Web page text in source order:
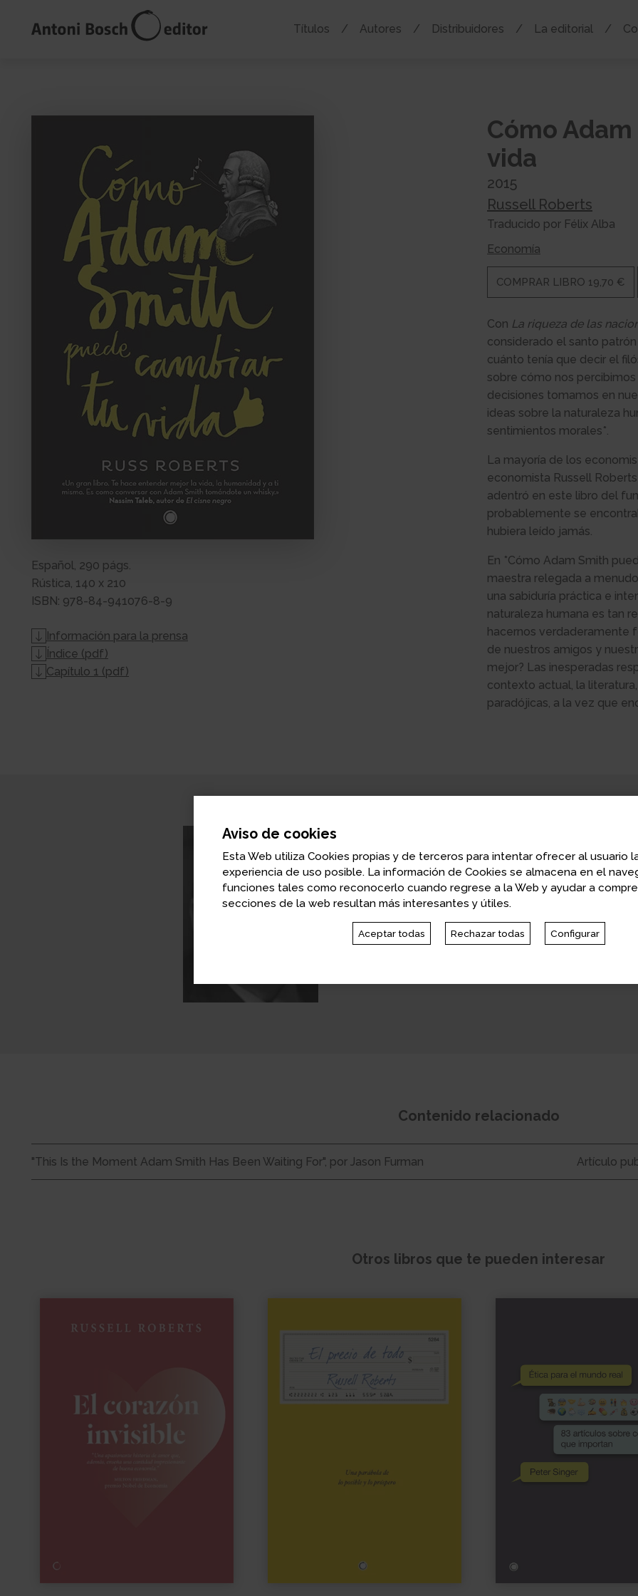
Títulos Autores Distribuidores La editorial
Español, 290 págs.
Rústica, 140 x 210
ISBN: 978-84-941076-8-9
Información para la prensa
Índice (pdf)
Capítulo 1 (pdf)
Cómo
vida
2015
Russell Roberts
Traducido por Félix Alba
Economía
COMPRAR LIBRO 19,70 €
Con La riqueza de las
considerado el santo
cuánto tenía que decir el
sobre cómo nos
decisiones tomamos en
ideas sobre la naturaleza
sentimientos morales*.
La mayoría de los
economista Russell
adentró en este libro del
probablemente se
hubiera leído jamás.
En *Cómo Adam Smith
maestra relegada a
una sabiduría práctica e
naturaleza humana es tan
hacernos verdaderamente
de nuestros amigos y
mejor? Las inesperadas
contexto actual, la
paradójicas, a la vez que
Russell Roberts
Catedrático de Economía en la George
Además de su actividad académica, Russell Roberts
del mundo económico enEconTalk
Vea la siguienteanimación con texto original de Russ
Contenido relacionado
"This Is the Moment Adam Smith Has Been Waiting For", por Jason Furman Artículo
Otros libros que te pueden interesar
Aviso de cookies
Esta Web utiliza Cookies propias y de terceros para intentar ofrecer al usuario
experiencia de uso posible. La información de Cookies se almacena en el
funciones tales como reconocerlo cuando regrese a la Web y ayudar a
secciones de la web resultan más interesantes y útiles.
Aceptar todas Rechazar todas Configurar